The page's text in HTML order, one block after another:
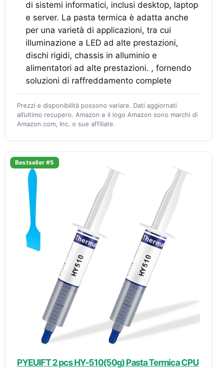
di sistemi informatici, inclusi desktop, laptop
e server. La pasta termica è adatta anche
per una varietà di applicazioni, tra cui
illuminazione a LED ad alte prestazioni,
dischi rigidi, chassis in alluminio e
alimentatori ad alte prestazioni. , fornendo
soluzioni di raffreddamento complete
Prezzi e disponibilità possono variare. Dati aggiornati
all’ultimo recupero. Amazon e il logo Amazon sono marchi di
Amazon.com, Inc. o sue affiliate.
Bestseller #5
PYEUIFT 2 pcs HY-510(50g) Pasta Termica CPU